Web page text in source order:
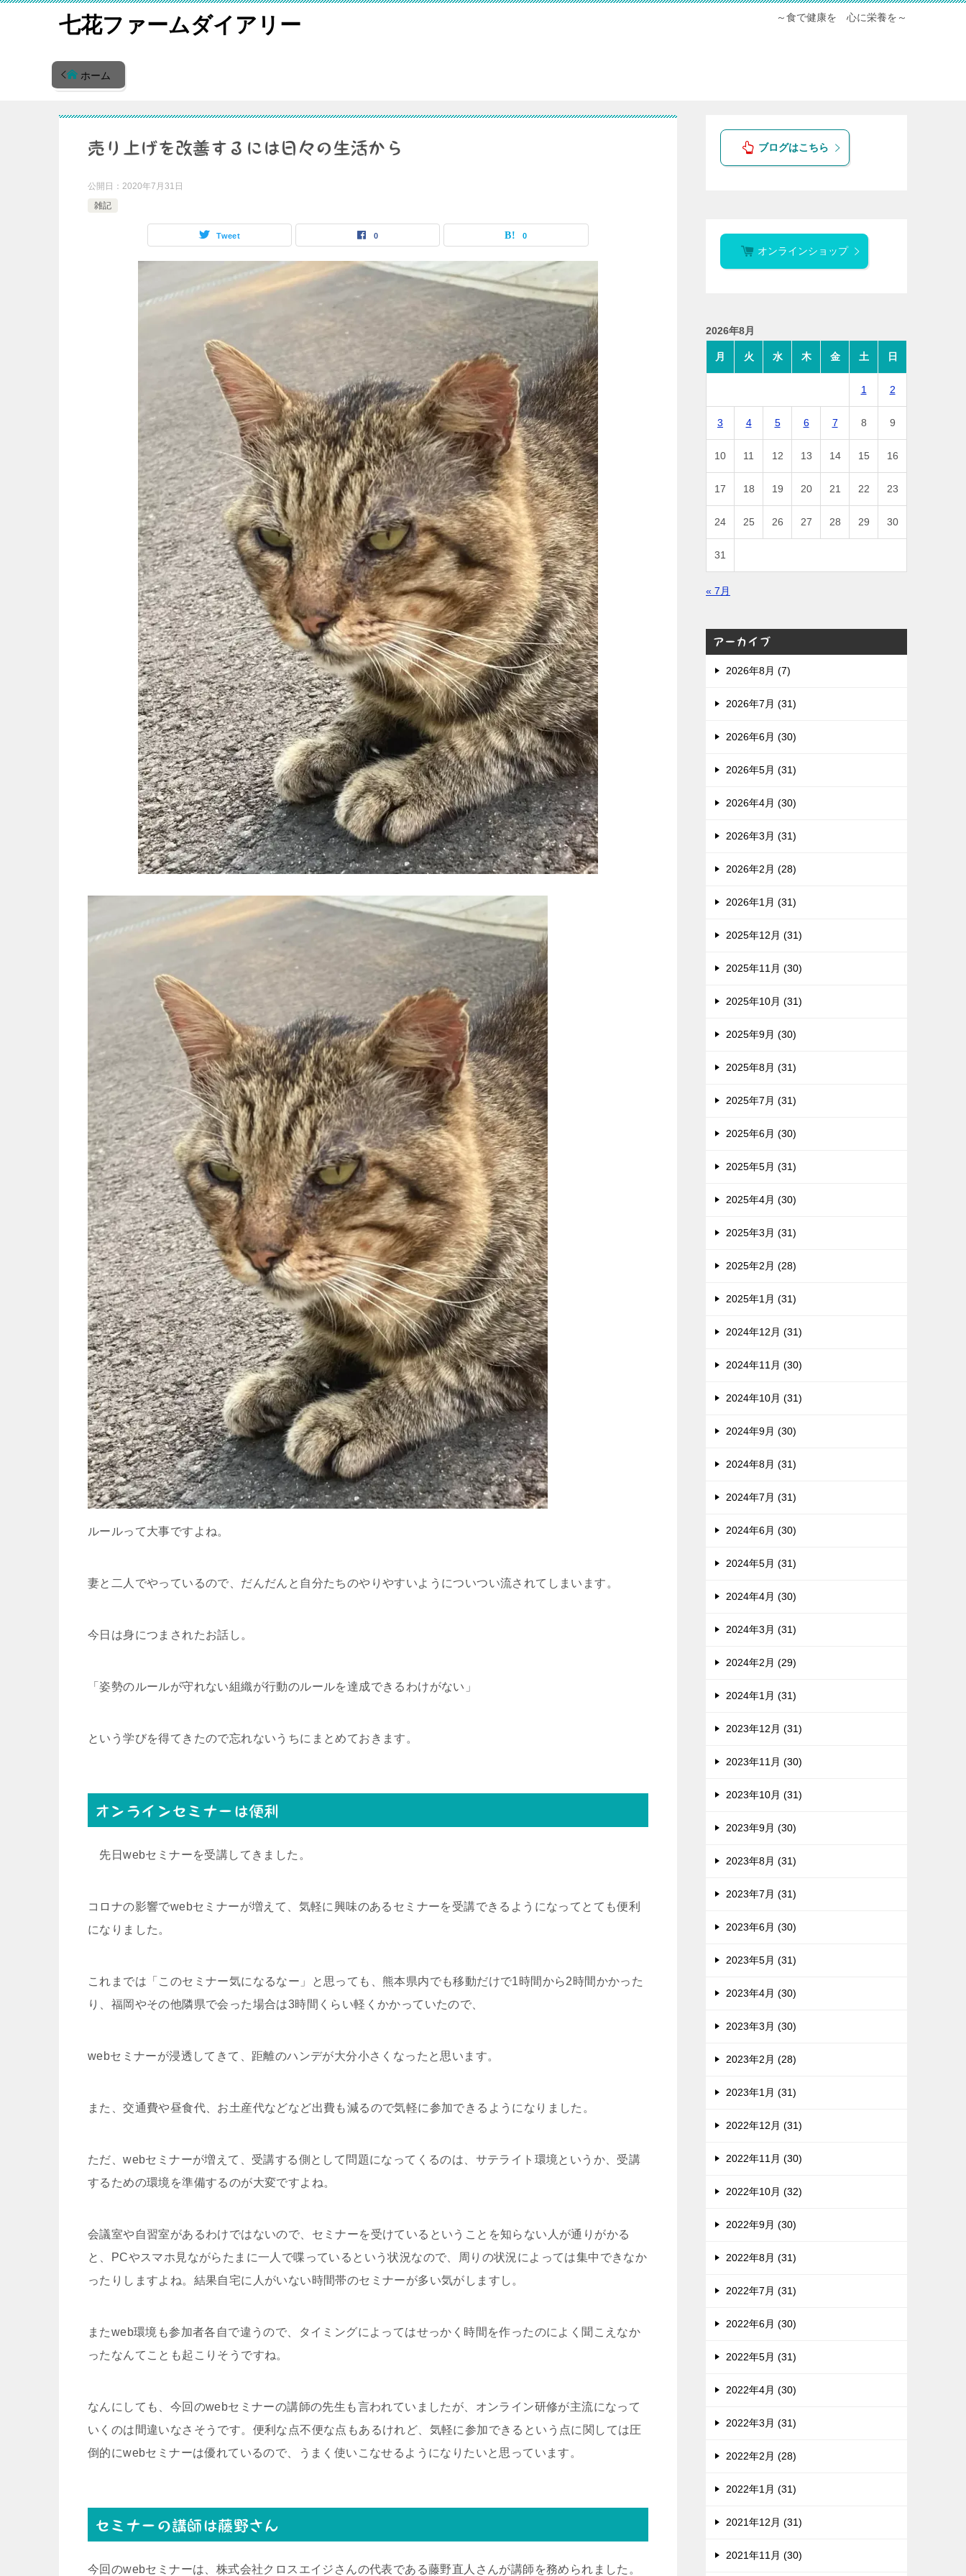
七花ファームダイアリー ～食で健康を 心に栄養を～
ホーム
売り上げを改善するには日々の生活から
公開日： 2020年7月31日
雑記
Tweet 0 0
ルールって大事ですよね。
妻と二人でやっているので、だんだんと自分たちのやりやすいようについつい流されてしまいます。
今日は身につまされたお話し。
「姿勢のルールが守れない組織が行動のルールを達成できるわけがない」
という学びを得てきたので忘れないうちにまとめておきます。
オンラインセミナーは便利
先日webセミナーを受講してきました。
コロナの影響でwebセミナーが増えて、気軽に興味のあるセミナーを受講できるようになってとても便利
になりました。
これまでは「このセミナー気になるなー」と思っても、熊本県内でも移動だけで1時間から2時間かかった
り、福岡やその他隣県で会った場合は3時間くらい軽くかかっていたので、
webセミナーが浸透してきて、距離のハンデが大分小さくなったと思います。
また、交通費や昼食代、お土産代などなど出費も減るので気軽に参加できるようになりました。
ただ、webセミナーが増えて、受講する側として問題になってくるのは、サテライト環境というか、受講
するための環境を準備するのが大変ですよね。
会議室や自習室があるわけではないので、セミナーを受けているということを知らない人が通りがかる
と、PCやスマホ見ながらたまに一人で喋っているという状況なので、周りの状況によっては集中できなか
ったりしますよね。結果自宅に人がいない時間帯のセミナーが多い気がしますし。
またweb環境も参加者各自で違うので、タイミングによってはせっかく時間を作ったのによく聞こえなか
ったなんてことも起こりそうですね。
なんにしても、今回のwebセミナーの講師の先生も言われていましたが、オンライン研修が主流になって
いくのは間違いなさそうです。便利な点不便な点もあるけれど、気軽に参加できるという点に関しては圧
倒的にwebセミナーは優れているので、うまく使いこなせるようになりたいと思っています。
セミナーの講師は藤野さん
今回のwebセミナーは、株式会社クロスエイジさんの代表である藤野直人さんが講師を務められました。
ブログはこちら
オンラインショップ
2026年8月
月 火 水 木 金 土 日
1 2
3 4 5 6 7 8 9
10 11 12 13 14 15 16
17 18 19 20 21 22 23
24 25 26 27 28 29 30
31
« 7月
アーカイブ
2026年8月 (7)
2026年7月 (31)
2026年6月 (30)
2026年5月 (31)
2026年4月 (30)
2026年3月 (31)
2026年2月 (28)
2026年1月 (31)
2025年12月 (31)
2025年11月 (30)
2025年10月 (31)
2025年9月 (30)
2025年8月 (31)
2025年7月 (31)
2025年6月 (30)
2025年5月 (31)
2025年4月 (30)
2025年3月 (31)
2025年2月 (28)
2025年1月 (31)
2024年12月 (31)
2024年11月 (30)
2024年10月 (31)
2024年9月 (30)
2024年8月 (31)
2024年7月 (31)
2024年6月 (30)
2024年5月 (31)
2024年4月 (30)
2024年3月 (31)
2024年2月 (29)
2024年1月 (31)
2023年12月 (31)
2023年11月 (30)
2023年10月 (31)
2023年9月 (30)
2023年8月 (31)
2023年7月 (31)
2023年6月 (30)
2023年5月 (31)
2023年4月 (30)
2023年3月 (30)
2023年2月 (28)
2023年1月 (31)
2022年12月 (31)
2022年11月 (30)
2022年10月 (32)
2022年9月 (30)
2022年8月 (31)
2022年7月 (31)
2022年6月 (30)
2022年5月 (31)
2022年4月 (30)
2022年3月 (31)
2022年2月 (28)
2022年1月 (31)
2021年12月 (31)
2021年11月 (30)